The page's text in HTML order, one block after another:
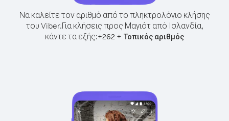
Να καλείτε τον αριθμό από το πληκτρολόγιο κλήσης
του Viber.Για κλήσεις προς Μαγιότ από Ισλανδία,
κάντε τα εξής:+262 + Τοπικός αριθμός